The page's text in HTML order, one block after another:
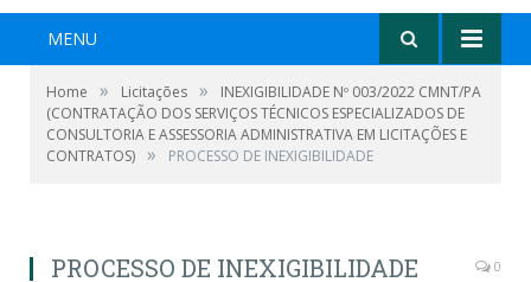
MENU
Home » Licitações »
INEXIGIBILIDADE Nº 003/2022 CMNT/PA
(CONTRATAÇÃO DOS SERVIÇOS TÉCNICOS ESPECIALIZADOS DE
CONSULTORIA E ASSESSORIA ADMINISTRATIVA EM LICITAÇÕES E
CONTRATOS) » PROCESSO DE INEXIGIBILIDADE
PROCESSO DE INEXIGIBILIDADE 0